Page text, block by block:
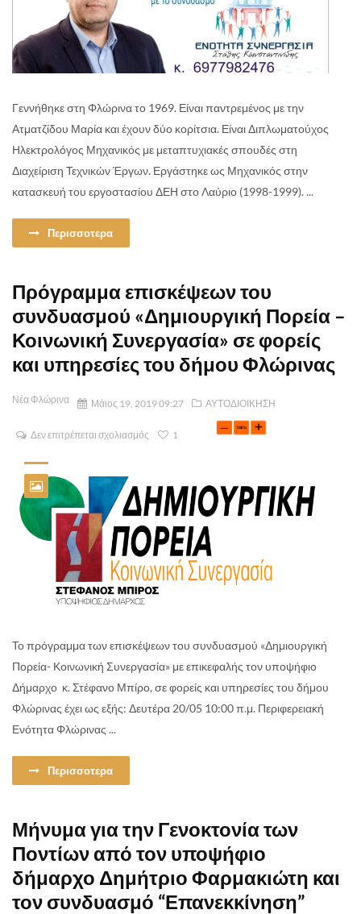
Γεννήθηκε στη Φλώρινα το 1969. Είναι παντρεμένος με την
Ατματζίδου Μαρία και έχουν δύο κορίτσια. Είναι Διπλωματούχος
Ηλεκτρολόγος Μηχανικός με μεταπτυχιακές σπουδές στη
Διαχείριση Τεχνικών Έργων. Εργάστηκε ως Μηχανικός στην
κατασκευή του εργοστασίου ΔΕΗ στο Λαύριο (1998-1999). ...
Περισσοτερα
Πρόγραμμα επισκέψεων του
συνδυασμού «Δημιουργική Πορεία –
Κοινωνική Συνεργασία» σε φορείς
και υπηρεσίες του δήμου Φλώρινας
Νέα Φλώρινα Μάιος 19, 2019 09:27 ΑΥΤΟΔΙΟΙΚΗΣΗ
Δεν επιτρέπεται σχολιασμός 1
Το πρόγραμμα των επισκέψεων του συνδυασμού «Δημιουργική
Πορεία- Κοινωνική Συνεργασία» με επικεφαλής τον υποψήφιο
Δήμαρχο κ. Στέφανο Μπίρο, σε φορείς και υπηρεσίες του δήμου
Φλώρινας έχει ως εξής: Δευτέρα 20/05 10:00 π.μ. Περιφερειακή
Ενότητα Φλώρινας ...
Περισσοτερα
Μήνυμα για την Γενοκτονία των
Ποντίων από τον υποψήφιο
δήμαρχο Δημήτριο Φαρμακιώτη και
τον συνδυασμό “Επανεκκίνηση”